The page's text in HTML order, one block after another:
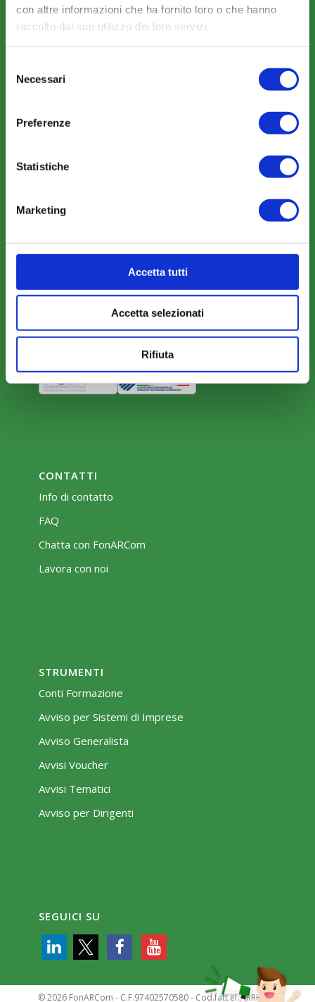
con altre informazioni che ha fornito loro o che hanno
raccolto dal suo utilizzo dei loro servizi.
delNecessari
Preferenze
Statistiche
Marketing
Accetta tutti
Accetta selezionati
Rifiuta
News
Rassegna Stampa
Bacheca
CONTATTI
Info di contatto
FAQ
Chatta con FonARCom
Lavora con noi
STRUMENTI
Conti Formazione
Avviso per Sistemi di Imprese
Avviso Generalista
Avvisi Voucher
Avvisi Tematici
Avviso per Dirigenti
SEGUICI SU
© 2026 FonARCom - C.F.97402570580 - Cod.fatt.el. KRRH6B9